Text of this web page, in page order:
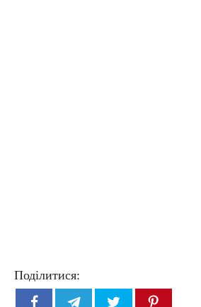
Поділитися: